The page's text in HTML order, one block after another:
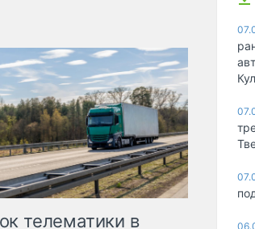
телематики в